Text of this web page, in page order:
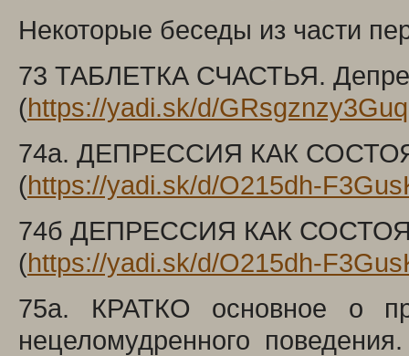
Некоторые беседы из части
73 ТАБЛЕТКА СЧАСТЬЯ.
(https://yadi.sk/d/
74а. ДЕПРЕССИЯ КАК
(https://yadi.sk/d/O215dh-
74б ДЕПРЕССИЯ КАК
(https://yadi.sk/d/O215dh-
75а. КРАТКО основное о
нецеломудренного